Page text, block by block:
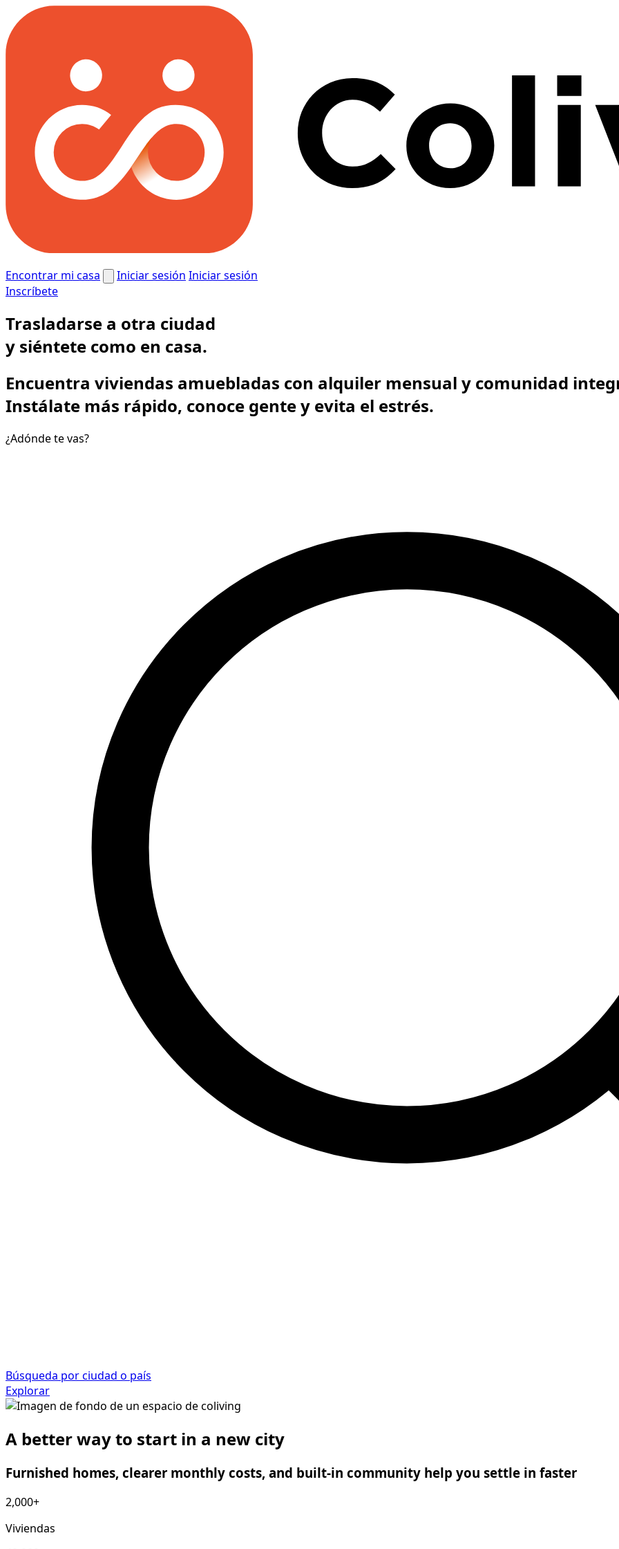
Encontrar mi casa Iniciar sesión Iniciar sesión
Inscríbete
Trasladarse a otra ciudad
y siéntete como en casa.
Encuentra viviendas amuebladas con alquiler mensual y comunidad
Instálate más rápido, conoce gente y evita el estrés.
¿Adónde te vas?
Búsqueda por ciudad o país
Explorar
A better way to start in a new city
Furnished homes, clearer monthly costs, and built-in community help you settle in faster
2,000+
Viviendas